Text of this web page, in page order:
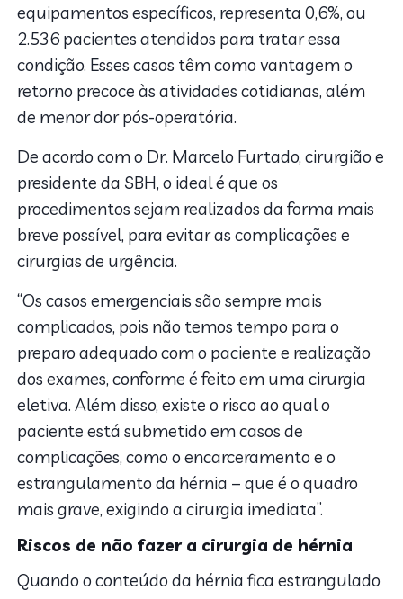
equipamentos específicos, representa 0,6%, ou
2.536 pacientes atendidos para tratar essa
condição. Esses casos têm como vantagem o
retorno precoce às atividades cotidianas, além
de menor dor pós-operatória.
De acordo com o Dr. Marcelo Furtado, cirurgião e
presidente da SBH, o ideal é que os
procedimentos sejam realizados da forma mais
breve possível, para evitar as complicações e
cirurgias de urgência.
“Os casos emergenciais são sempre mais
complicados, pois não temos tempo para o
preparo adequado com o paciente e realização
dos exames, conforme é feito em uma cirurgia
eletiva. Além disso, existe o risco ao qual o
paciente está submetido em casos de
complicações, como o encarceramento e o
estrangulamento da hérnia – que é o quadro
mais grave, exigindo a cirurgia imediata”.
Riscos de não fazer a cirurgia de hérnia
Quando o conteúdo da hérnia fica estrangulado